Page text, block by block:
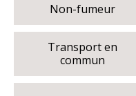
Non-fumeur
Transport en
commun